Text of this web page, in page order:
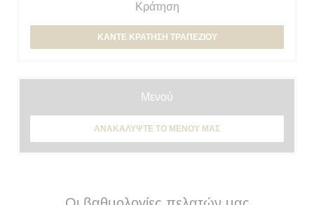
Κράτηση
ΚΆΝΤΕ ΚΡΆΤΗΣΗ ΤΡΑΠΕΖΙΟΎ
Μενού
ΑΝΑΚΑΛΎΨΤΕ ΤΟ ΜΕΝΟΎ ΜΑΣ